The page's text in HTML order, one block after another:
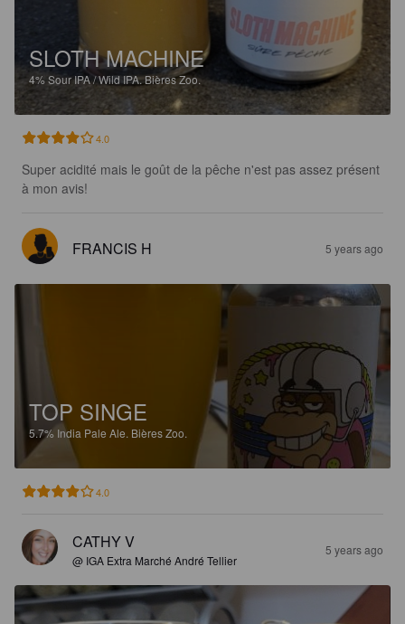
SLOTH MACHINE
4% Sour IPA / Wild IPA.Bières Zoo.
4.0
Super acidité mais le goût de la pêche n'est pas assez présent
à mon avis!
FRANCIS H 5 years ago
TOP SINGE
5.7% India Pale Ale. Bières Zoo.
4.0
CATHY V
@ IGA Extra Marché André Tellier
5 years ago